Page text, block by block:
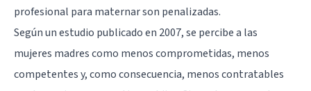
profesional para maternar son penalizadas.
Según un estudio publicado en 2007, se percibe a las
mujeres madres como menos comprometidas, menos
competentes y, como consecuencia, menos contratables